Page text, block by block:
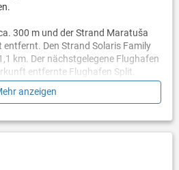
300 m und der Strand Maratuša
entfernt. Den Strand Solaris Family
km. Der nächstgelegene Flughafen
entfernte Flughafen Split.
anzeigen